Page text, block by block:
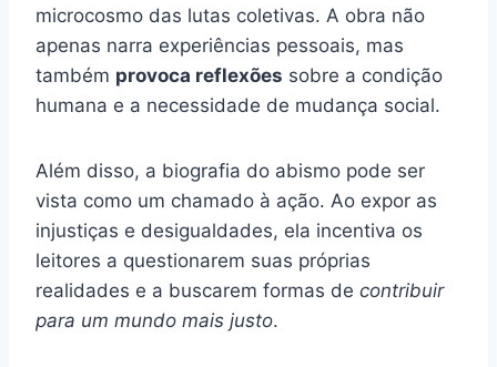
microcosmo das lutas coletivas. A obra não
apenas narra experiências pessoais, mas
também provoca reflexões sobre a condição
humana e a necessidade de mudança social.
Além disso, a biografia do abismo pode ser
vista como um chamado à ação. Ao expor as
injustiças e desigualdades, ela incentiva os
leitores a questionarem suas próprias
realidades e a buscarem formas de contribuir
para um mundo mais justo.